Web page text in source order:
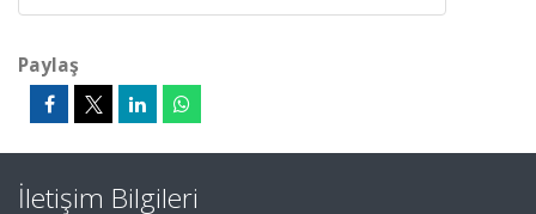
Paylaş
İletişim Bilgileri